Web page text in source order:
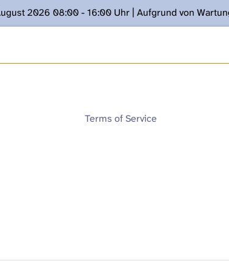
2026 08:00 - 16:00 Uhr | Aufgrund von
Kontakt: www.podcast.unibe.ch
Terms of Service